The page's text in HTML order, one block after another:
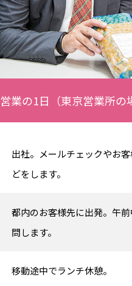
営業の1日（東京営業所の
出社。メールチェックやお
どをします。
都内のお客様先に出発。午
問します。
移動途中でランチ休憩。